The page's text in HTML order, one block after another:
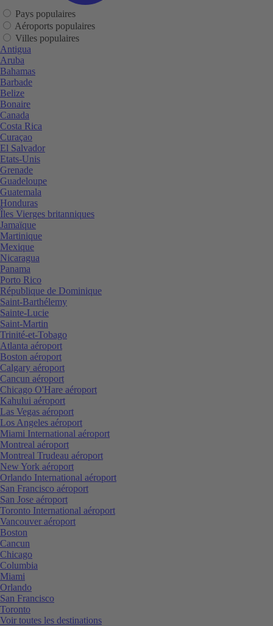
Pays populaires
Aéroports populaires
Villes populaires
Antigua
Aruba
Bahamas
Barbade
Belize
Bonaire
Canada
Costa Rica
Curaçao
El Salvador
Etats-Unis
Grenade
Guadeloupe
Guatemala
Honduras
Îles Vierges britanniques
Jamaïque
Martinique
Mexique
Nicaragua
Panama
Porto Rico
République de Dominique
Saint-Barthélemy
Sainte-Lucie
Saint-Martin
Trinité-et-Tobago
Atlanta aéroport
Boston aéroport
Calgary aéroport
Cancun aéroport
Chicago O'Hare aéroport
Kahului aéroport
Las Vegas aéroport
Los Angeles aéroport
Miami International aéroport
Montreal aéroport
Montreal Trudeau aéroport
New York aéroport
Orlando International aéroport
San Francisco aéroport
San Jose aéroport
Toronto International aéroport
Vancouver aéroport
Boston
Cancun
Chicago
Columbia
Miami
Orlando
San Francisco
Toronto
Voir toutes les destinations